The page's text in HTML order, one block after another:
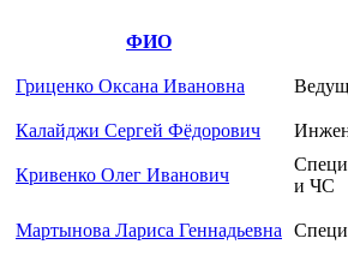
ФИО
Гриценко Оксана Ивановна
Калайджи Сергей Фёдорович
Кривенко Олег Иванович
и ЧС
Мартынова Лариса Геннадьевна